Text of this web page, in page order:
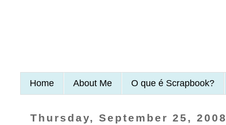
Home About Me O que é Scrapbook?
Thursday, September 25,